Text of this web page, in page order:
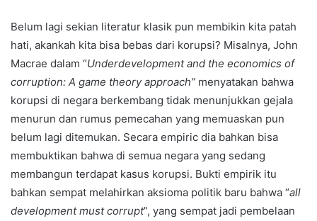
Belum lagi sekian literatur klasik pun membikin kita patah
hati, akankah kita bisa bebas dari korupsi? Misalnya, John
Macrae dalam “Underdevelopment and the economics of
corruption: A game theory approach” menyatakan bahwa
korupsi di negara berkembang tidak menunjukkan gejala
menurun dan rumus pemecahan yang memuaskan pun
belum lagi ditemukan. Secara empiric dia bahkan bisa
membuktikan bahwa di semua negara yang sedang
membangun terdapat kasus korupsi. Bukti empirik itu
bahkan sempat melahirkan aksioma politik baru bahwa “all
development must corrupt”, yang sempat jadi pembelaan